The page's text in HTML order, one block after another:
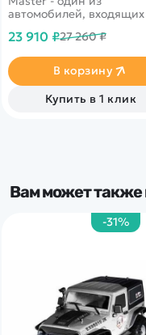
автомобилей, входящих
монстров Remo Hobby,
вниманием к
деталям в масштабе
машина с полным
имеющая высокие
23 910 ₽27 260 ₽
В корзину
Купить в 1 клик
Вам может также
-31%